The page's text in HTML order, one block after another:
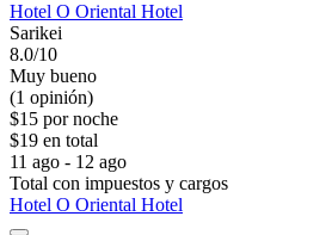
Hotel O Oriental Hotel
Sarikei
8.0/10
Muy bueno
(1 opinión)
$15 por noche
$19 en total
11 ago - 12 ago
Total con impuestos y cargos
Hotel O Oriental Hotel